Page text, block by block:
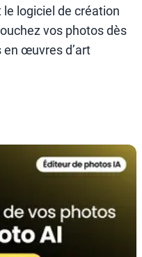
le logiciel de création
vos photos dès
en œuvres d’art